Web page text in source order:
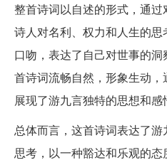
整首诗词以自述的形式，通
诗人对名利、权力和人生的
口吻，表达了自己对世事的
首诗词流畅自然，形象生动，
展现了游九言独特的思想和感
总体而言，这首诗词表达了
思考，以一种豁达和乐观的态